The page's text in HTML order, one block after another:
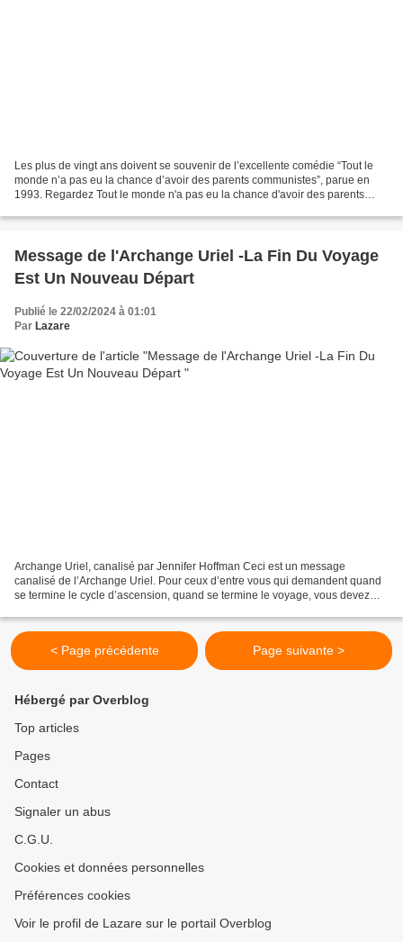
Les plus de vingt ans doivent se souvenir de l’excellente comédie “Tout le
monde n’a pas eu la chance d’avoir des parents communistes”, parue en
1993. Regardez Tout le monde n'a pas eu la chance d'avoir des parents
Message de l'Archange Uriel -La Fin Du Voyage
Est Un Nouveau Départ
Publié le 22/02/2024 à 01:01
Par Lazare
Archange Uriel, canalisé par Jennifer Hoffman Ceci est un message
canalisé de l’Archange Uriel. Pour ceux d’entre vous qui demandent quand
se termine le cycle d’ascension, quand se termine le voyage, vous devez
< Page précédente Page suivante >
Hébergé par Overblog
Top articles
Pages
Contact
Signaler un abus
C.G.U.
Cookies et données personnelles
Préférences cookies
Voir le profil de Lazare sur le portail Overblog